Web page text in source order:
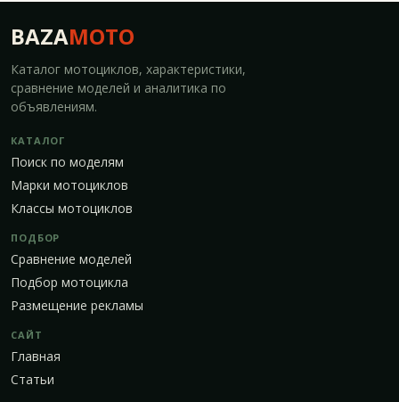
BAZAMOTO
Каталог мотоциклов, характеристики,
сравнение моделей и аналитика по
объявлениям.
КАТАЛОГ
Поиск по моделям
Марки мотоциклов
Классы мотоциклов
ПОДБОР
Сравнение моделей
Подбор мотоцикла
Размещение рекламы
САЙТ
Главная
Статьи